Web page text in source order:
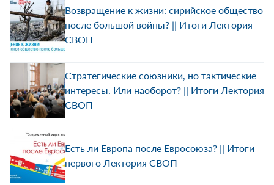
Возвращение к жизни: сирийское общество
после большой войны? || Итоги Лектория
СВОП
Стратегические союзники, но тактические
интересы. Или наоборот? || Итоги Лектория
СВОП
Есть ли Европа после Евросоюза? || Итоги
первого Лектория СВОП